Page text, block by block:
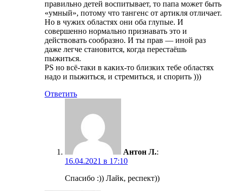
правильно детей воспитывает, то папа может быть
«умный», потому что тангенс от артикля отличает.
Но в чужих областях они оба глупые. И
совершенно нормально признавать это и
действовать сообразно. И ты прав — иной раз
даже легче становится, когда перестаёшь
пыжиться.
PS но всё-таки в каких-то близких тебе областях
надо и пыжиться, и стремиться, и спорить )))
Ответить
Антон Л.:
16.04.2021 в 17:10
Спасибо :)) Лайк, респект))